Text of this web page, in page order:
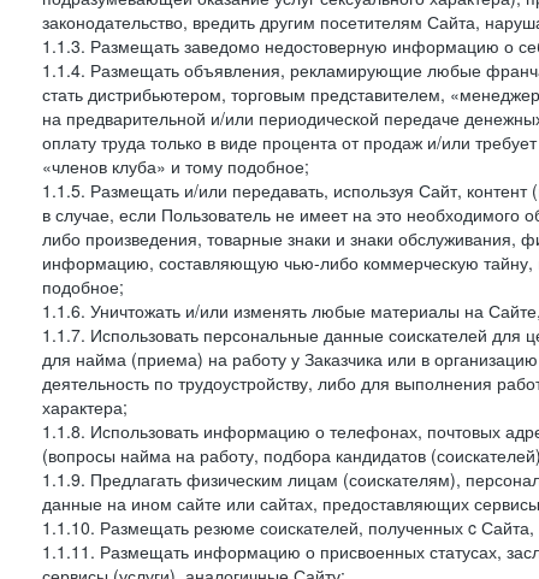
законодательство, вредить другим посетителям Сайта,
1.1.3. Размещать заведомо недостоверную информацию о
1.1.4. Размещать объявления, рекламирующие любые
стать дистрибьютером, торговым представителем,
на предварительной и/или периодической передаче
оплату труда только в виде процента от продаж и/или
«членов клуба» и тому подобное;
1.1.5. Размещать и/или передавать, используя Сайт,
в случае, если Пользователь не имеет на это
либо произведения, товарные знаки и знаки
информацию, составляющую чью-либо коммерческую тайну,
подобное;
1.1.6. Уничтожать и/или изменять любые материалы на
1.1.7. Использовать персональные данные соискателей для
для найма (приема) на работу у Заказчика или в
деятельность по трудоустройству, либо для выполнения
характера;
1.1.8. Использовать информацию о телефонах, почтовых
(вопросы найма на работу, подбора кандидатов
1.1.9. Предлагать физическим лицам (соискателям),
данные на ином сайте или сайтах, предоставляющих
1.1.10. Размещать резюме соискателей, полученных c
1.1.11. Размещать информацию о присвоенных статусах,